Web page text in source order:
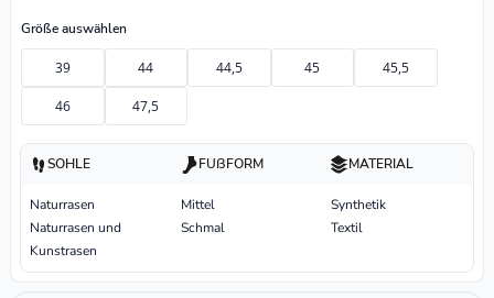
Größe auswählen
39 44 44,5 45 45,5
46 47,5
SOHLE
Naturrasen
Naturrasen und
Kunstrasen
FUßFORM
Mittel
Schmal
MATERIAL
Synthetik
Textil